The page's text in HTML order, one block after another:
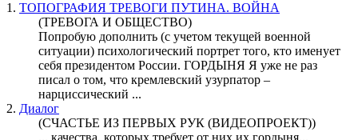
1. ТОПОГРАФИЯ ТРЕВОГИ ПУТИНА. ВОЙНА
(ТРЕВОГА И ОБЩЕСТВО)
Попробую дополнить (с учетом текущей военной
ситуации) психологический портрет того, кто именует
себя президентом России. ГОРДЫНЯ Я уже не раз
писал о том, что кремлевский узурпатор –
нарциссический ...
2. Диалог
(СЧАСТЬЕ ИЗ ПЕРВЫХ РУК (ВИДЕОПРОЕКТ))